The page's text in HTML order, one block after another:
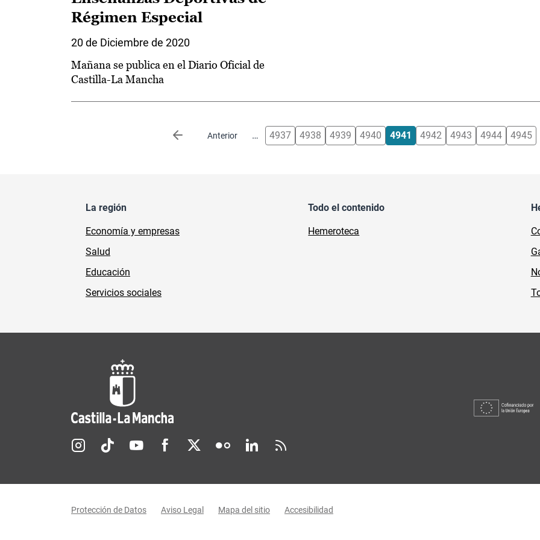
Régimen Especial
20 de Diciembre de 2020
Mañana se publica en el Diario Oficial de
Castilla-La Mancha
Anterior
Página anterior … 4937 4938 4939 4940 4941 4942 4943 4944 4945
La región
Economía y empresas
Salud
Educación
Servicios sociales
Todo el contenido
Hemeroteca
Redes sociales JCCM
Protección de Datos Aviso Legal Mapa del sitio Accesibilidad